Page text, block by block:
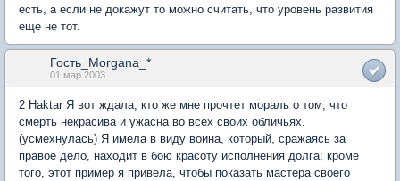
есть, а если не докажут то можно считать, что уровень развития
еще не тот.
Гость_Morgana_*
01 мар 2003
2 Haktar Я вот ждала, кто же мне прочтет мораль о том, что
смерть некрасива и ужасна во всех своих обличьях.
(усмехнулась) Я имела в виду воина, который, сражаясь за
правое дело, находит в бою красоту исполнения долга; кроме
того, этот пример я привела, чтобы показать мастера своего